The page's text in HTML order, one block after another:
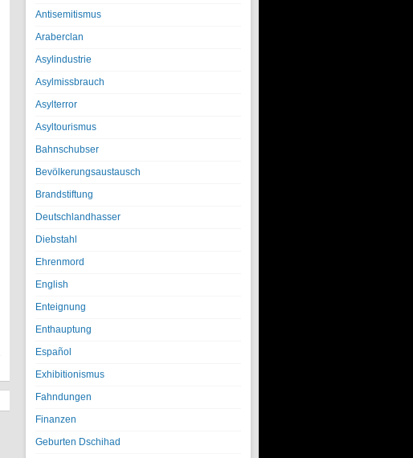
Antisemitismus
Araberclan
Asylindustrie
Asylmissbrauch
Asylterror
Asyltourismus
Bahnschubser
Bevölkerungsaustausch
Brandstiftung
Deutschlandhasser
Diebstahl
Ehrenmord
English
Enteignung
Enthauptung
Español
Exhibitionismus
Fahndungen
Finanzen
Geburten Dschihad